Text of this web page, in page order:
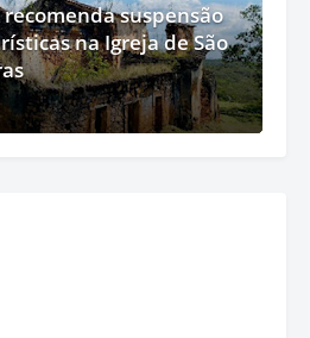
recomenda suspensão
na Igreja de São